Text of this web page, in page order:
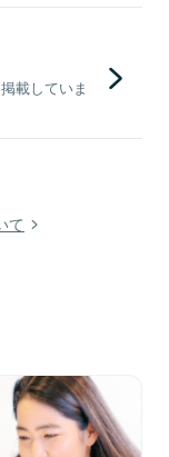
載していま
て